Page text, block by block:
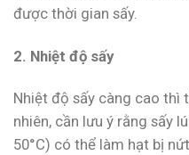
được thời gian sấy.
2. Nhiệt độ sấy
Nhiệt độ sấy càng cao thì
nhiên, cần lưu ý rằng sấy
50°C) có thể làm hạt bị